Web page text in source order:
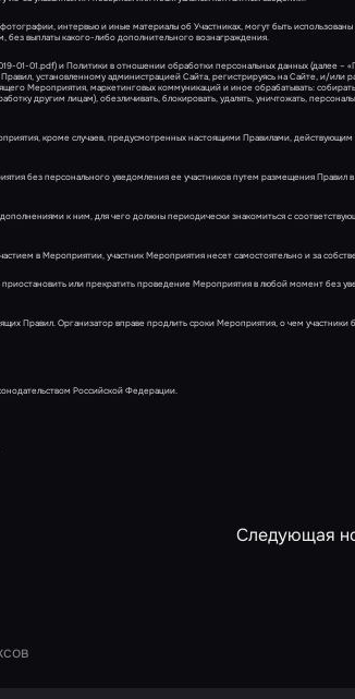
интервью и иные материалы об Участниках, могут быть
выплаты какого-либо дополнительного вознаграждения.
01-01.pdf) и Политики в отношении обработки персональных данных (далее –
установленному администрацией Сайта, регистрируясь на Сайте, и/или
Мероприятия, маркетинговых коммуникаций и иное обрабатывать:
другим лицам), обезличивать, блокировать, удалять, уничтожать,
кроме случаев, предусмотренных настоящими Правилами, действующим
без персонального уведомления ее участников путем размещения Правил
к ним, для чего должны периодически знакомиться с
в Мероприятии, участник Мероприятия несет самостоятельно и за
или прекратить проведение Мероприятия в любой момент без
Правил. Организатор вправе продлить сроки Мероприятия, о чем участники
Российской Федерации.
Следующая